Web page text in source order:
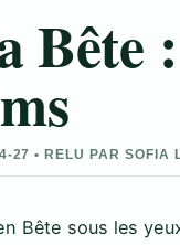
Bête
27 • RELU PAR SOFIA
Bête sous les